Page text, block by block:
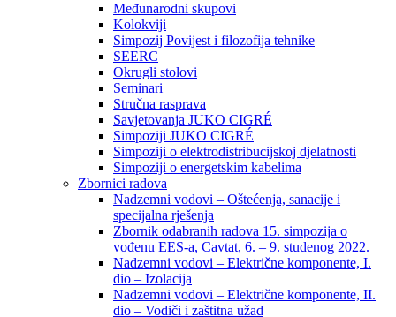
Međunarodni skupovi
Kolokviji​
Simpozij Povijest i filozofija tehnike
SEERC
Okrugli stolovi
Seminari​
Stručna rasprava​
Savjetovanja JUKO CIGRÉ
Simpoziji JUKO CIGRÉ
Simpoziji o elektrodistribucijskoj djelatnosti
Simpoziji o energetskim kabelima
Zbornici radova
Nadzemni vodovi – Oštećenja, sanacije i
specijalna rješenja
Zbornik odabranih radova 15. simpozija o
vođenu EES-a, Cavtat, 6. – 9. studenog 2022.
Nadzemni vodovi – Električne komponente, I.
dio – Izolacija
Nadzemni vodovi – Električne komponente, II.
dio – Vodiči i zaštitna užad